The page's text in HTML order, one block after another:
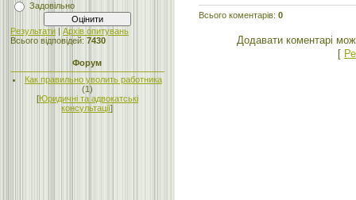
Задовільно
Результати | Архів опитувань
Всього відповідей: 7430
Форум
Как правильно уволить работника
(1)
[Юридичні та адвокатські
консультації]
Всього коментарів: 0
Додавати коментарі
[